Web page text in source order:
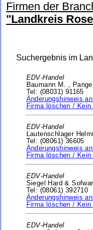
Firmen der
"Landkreis
Suchergebnis im
EDV-Handel
Baumann M. ,
Tel: (08031) 91165
Änderungshinweis
Firma löschen /
EDV-Handel
Lautenschlager
Tel: (08061) 36605
Änderungshinweis
Firma löschen /
EDV-Handel
Siegel Hard &
Tel: (08061) 392710
Änderungshinweis
Firma löschen /
EDV-Handel